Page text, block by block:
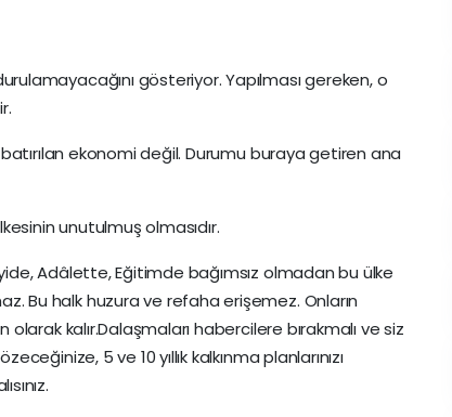
gösteriyor. Yapılması gereken, o
ekonomi değil. Durumu buraya getiren ana
unutulmuş olmasıdır.
Adâlette, Eğitimde bağımsız olmadan bu ülke
Bu halk huzura ve refaha erişemez. Onların
kalır.Dalaşmaları habercilere bırakmalı ve siz
5 ve 10 yıllık kalkınma planlarınızı